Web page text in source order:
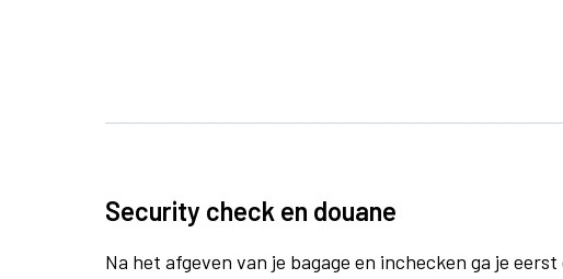
Security check en douane
Na het afgeven van je bagage en inchecken ga je